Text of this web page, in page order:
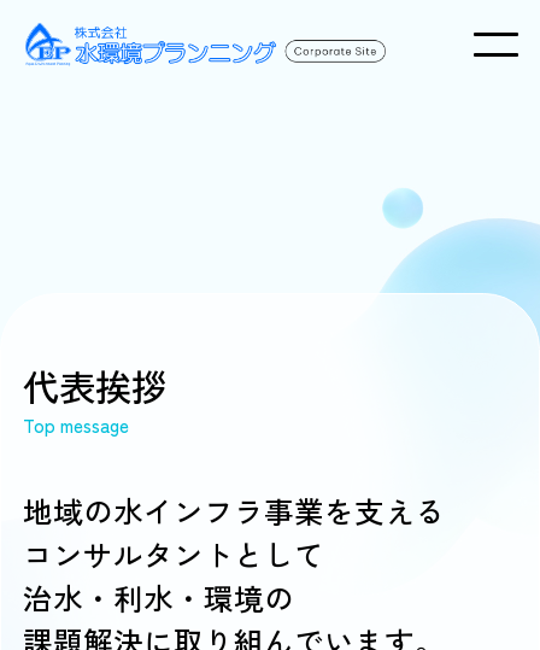
代表挨拶
Top message
地域の水インフラ事業を支える
コンサルタントとして
治水・利水・環境の
課題解決に取り組んでいます。